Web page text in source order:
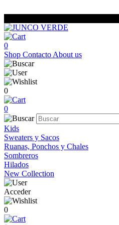
0
Shop Contacto About us
0
0
Kids
Sweaters y Sacos
Ruanas, Ponchos y Chales
Sombreros
Hilados
New Collection
Acceder
0